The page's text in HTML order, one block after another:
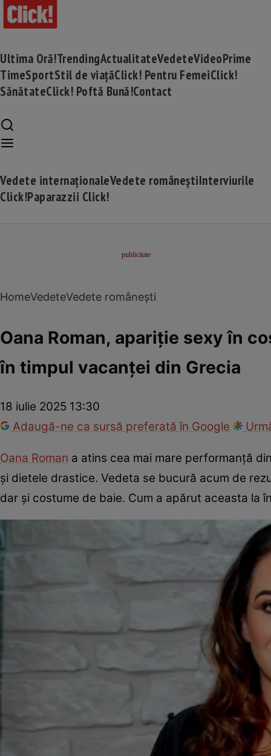
Ultima Oră!TrendingActualitateVedeteVideoPrime
TimeSportStil de viațăClick! Pentru FemeiClick!
SănătateClick! Poftă Bună!Contact
Vedete internaționaleVedete româneștiInterviurile
Click!Paparazzii Click!
HomeVedeteVedete românești
Oana Roman, apariție sexy în
în timpul vacanței din Grecia
18 iulie 2025 13:30
Adaugă-ne ca sursă preferată în Google
Oana Roman a atins cea mai mare performanță
și dietele drastice. Vedeta se bucură acum de
dar și costume de baie. Cum a apărut aceasta la